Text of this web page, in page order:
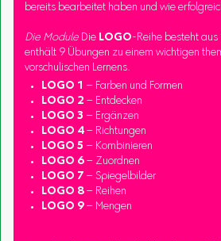
bereits bearbeitet haben und wie
Die Module Die LOGO-Reihe besteht aus
enthält 9 Übungen zu einem wichtigen
vorschulischen Lernens.
LOGO 1 – Farben und Formen
LOGO 2 – Entdecken
LOGO 3 – Ergänzen
LOGO 4– Richtungen
LOGO 5 – Kombinieren
LOGO 6– Zuordnen
LOGO 7 – Spiegelbilder
LOGO 8– Reihen
LOGO 9– Mengen